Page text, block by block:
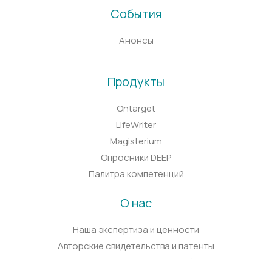
События
Анонсы
Продукты
Ontarget
LifeWriter
Magisterium
Опросники DEEP
Палитра компетенций
О нас
Наша экспертиза и ценности
Авторские свидетельства и патенты